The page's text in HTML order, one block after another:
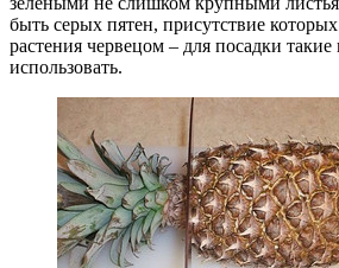
быть серых пятен, присутствие
растения червецом – для посадки
использовать.